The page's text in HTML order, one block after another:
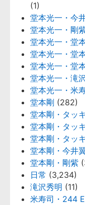
(1)
堂本光一・今
堂本光一・剛
堂本光一・堂
堂本光一・堂
堂本光一・堂
堂本光一・滝
堂本光一・米
堂本剛 (282)
堂本剛・タッ
堂本剛・タッ
堂本剛・タッ
堂本剛・今井
堂本剛・剛紫
日常 (3,234)
滝沢秀明 (11)
米寿司・244